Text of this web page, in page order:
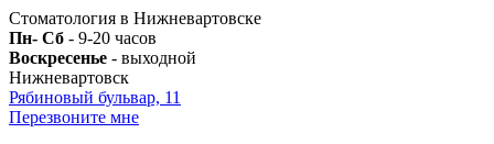
Стоматология в Нижневартовске
Пн- Сб - 9-20 часов
Воскресенье - выходной
Нижневартовск
Рябиновый бульвар, 11
Перезвоните мне